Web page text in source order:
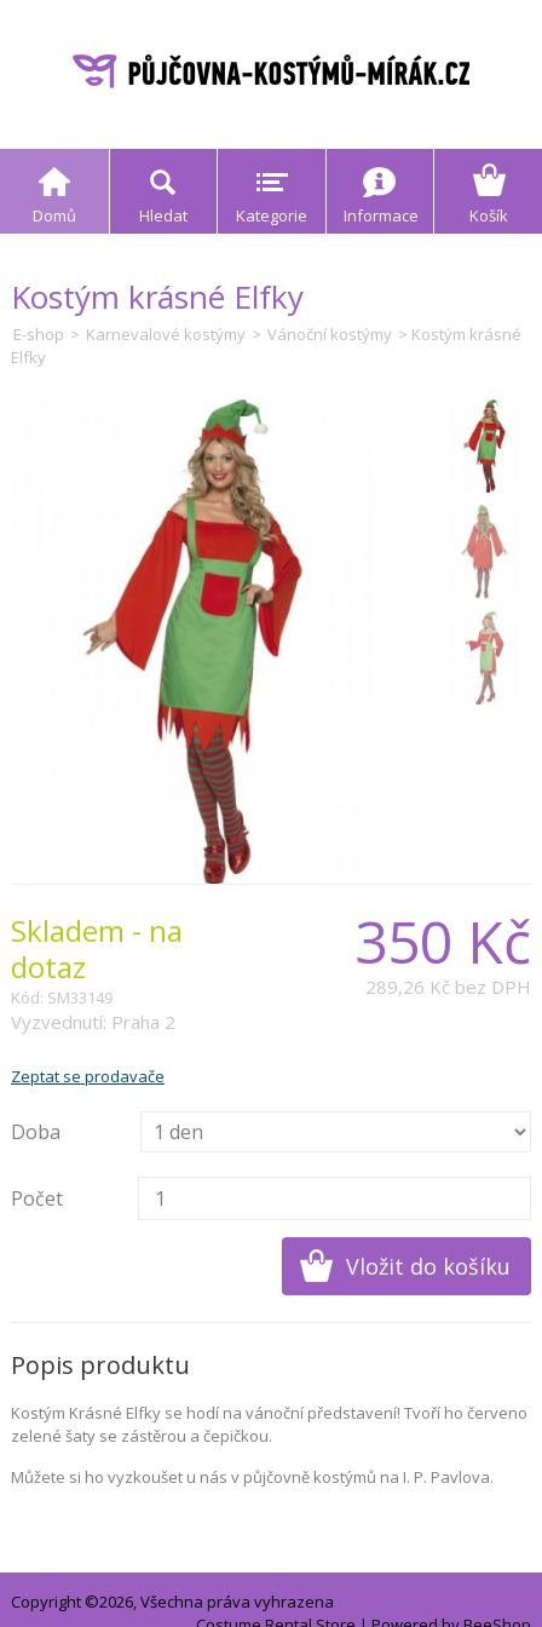
Domů Hledat Kategorie Informace Košík
Kostým krásné Elfky
E-shop > Karnevalové kostýmy > Vánoční kostýmy > Kostým krásné
Elfky
350 Kč
289,26 Kč bez DPH
Skladem - na
dotaz
Kód: SM33149
Vyzvednutí: Praha 2
Zeptat se prodavače
Doba
Počet
Popis produktu
Kostým Krásné Elfky se hodí na vánoční představení! Tvoří ho červeno
zelené šaty se zástěrou a čepičkou.
Můžete si ho vyzkoušet u nás v půjčovně kostýmů na I. P. Pavlova.
Copyright ©2026, Všechna práva vyhrazena